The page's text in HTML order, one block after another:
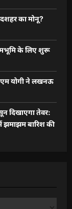
का मोनू?
के लिए शुरू
योगी ने लखनऊ
दिखाएगा तेवर:
झमाझम बारिश की